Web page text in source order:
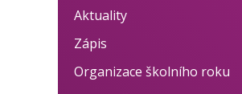
Aktuality
Zápis
Organizace školního roku